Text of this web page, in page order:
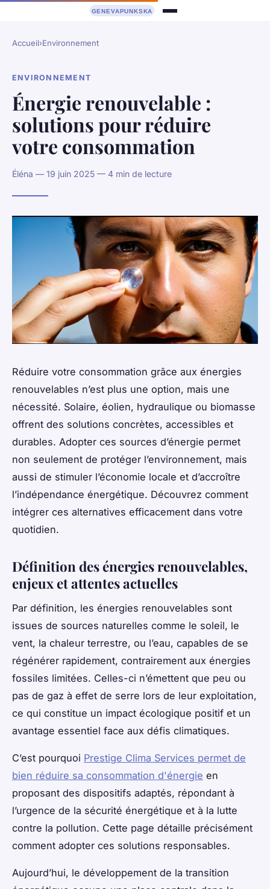
Accueil›Environnement
ENVIRONNEMENT
Énergie renouvelable :
solutions pour réduire
votre consommation
Éléna — 19 juin 2025 — 4 min de lecture
Réduire votre consommation grâce aux énergies
renouvelables n’est plus une option, mais une
nécessité. Solaire, éolien, hydraulique ou biomasse
offrent des solutions concrètes, accessibles et
durables. Adopter ces sources d’énergie permet
non seulement de protéger l’environnement, mais
aussi de stimuler l’économie locale et d’accroître
l’indépendance énergétique. Découvrez comment
intégrer ces alternatives efficacement dans votre
quotidien.
Définition des énergies renouvelables,
enjeux et attentes actuelles
Par définition, les énergies renouvelables sont
issues de sources naturelles comme le soleil, le
vent, la chaleur terrestre, ou l’eau, capables de se
régénérer rapidement, contrairement aux énergies
fossiles limitées. Celles-ci n’émettent que peu ou
pas de gaz à effet de serre lors de leur exploitation,
ce qui constitue un impact écologique positif et un
avantage essentiel face aux défis climatiques.
C’est pourquoi Prestige Clima Services permet de
bien réduire sa consommation d'énergie en
proposant des dispositifs adaptés, répondant à
l’urgence de la sécurité énergétique et à la lutte
contre la pollution. Cette page détaille précisément
comment adopter ces solutions responsables.
Aujourd’hui, le développement de la transition